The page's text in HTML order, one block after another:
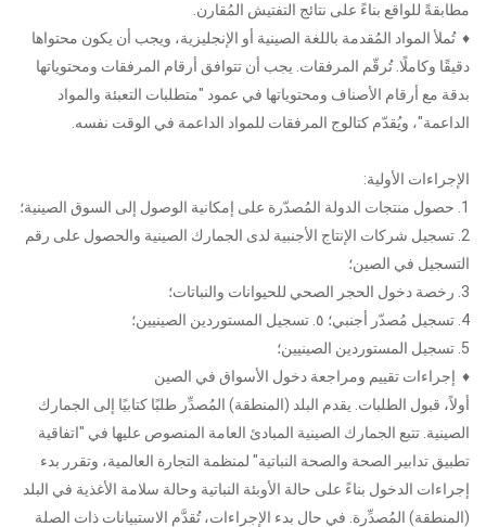
مطابقةً للواقع بناءً على نتائج التفتيش المُقارن.
♦ تُملأ المواد المُقدمة باللغة الصينية أو الإنجليزية، ويجب أن يكون محتواها
دقيقًا وكاملًا. تُرقّم المرفقات. يجب أن تتوافق أرقام المرفقات ومحتوياتها
بدقة مع أرقام الأصناف ومحتوياتها في عمود "متطلبات التعبئة والمواد
الداعمة"، ويُقدّم كتالوج المرفقات للمواد الداعمة في الوقت نفسه.
الإجراءات الأولية:
1. حصول منتجات الدولة المُصدّرة على إمكانية الوصول إلى السوق الصينية؛
2. تسجيل شركات الإنتاج الأجنبية لدى الجمارك الصينية والحصول على رقم
التسجيل في الصين؛
3. رخصة دخول الحجر الصحي للحيوانات والنباتات؛
4. تسجيل مُصدّر أجنبي؛ ٥. تسجيل المستوردين الصينيين؛
5. تسجيل المستوردين الصينيين؛
♦ إجراءات تقييم ومراجعة دخول الأسواق في الصين
أولاً، قبول الطلبات. يقدم البلد (المنطقة) المُصدِّر طلبًا كتابيًا إلى الجمارك
الصينية. تتبع الجمارك الصينية المبادئ العامة المنصوص عليها في "اتفاقية
تطبيق تدابير الصحة والصحة النباتية" لمنظمة التجارة العالمية، وتقرر بدء
إجراءات الدخول بناءً على حالة الأوبئة النباتية وحالة سلامة الأغذية في البلد
(المنطقة) المُصدِّرة. في حال بدء الإجراءات، تُقدَّم الاستبيانات ذات الصلة